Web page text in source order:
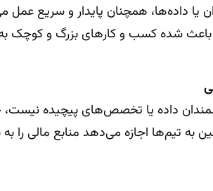
داده‌ها، همچنان پایدار و سریع عمل
باعث شده کسب و کارهای بزرگ و کوچک به
داده یا تخصص‌های پیچیده
تیم‌ها اجازه می‌دهد منابع مالی را